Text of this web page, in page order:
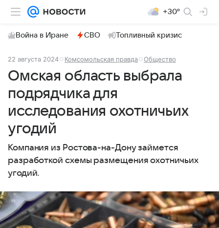
+30°
Война в Иране СВО Топливный кризис
22 августа 2024 Комсомольская правда Общество
Омская область выбрала
подрядчика для
исследования охотничьих
угодий
Компания из Ростова-на-Дону займется
разработкой схемы размещения охотничьих
угодий.